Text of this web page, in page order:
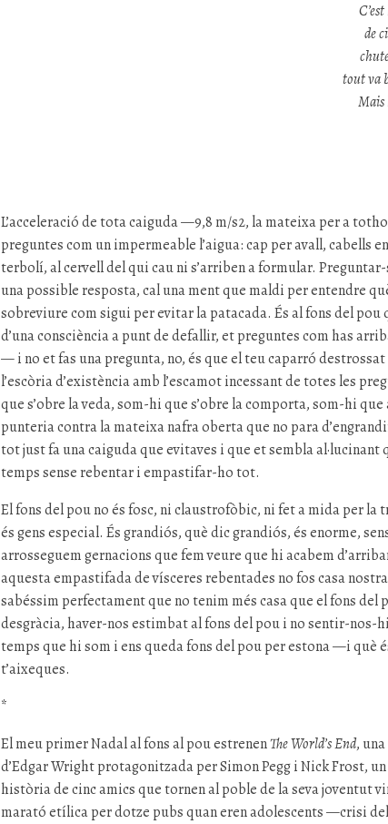
de
tout va
Mais
L’acceleració de tota caiguda —9,8 m/s2, la mateixa per a
preguntes com un impermeable l’aigua: cap per avall, cabells
terbolí, al cervell del qui cau ni s’arriben a formular.
una possible resposta, cal una ment que maldi per entendre
sobreviure com sigui per evitar la patacada. És al fons del
d’una consciència a punt de defallir, et preguntes com has
— i no et fas una pregunta, no, és que el teu caparró
l’escòria d’existència amb l’escamot incessant de totes les
que s’obre la veda, som-hi que s’obre la comporta, som-hi
punteria contra la mateixa nafra oberta que no para
tot just fa una caiguda que evitaves i que et sembla
temps sense rebentar i empastifar-ho tot.
El fons del pou no és fosc, ni claustrofòbic, ni fet a mida per
és gens especial. És grandiós, què dic grandiós, és enorme,
arrosseguem gernacions que fem veure que hi acabem
aquesta empastifada de vísceres rebentades no fos casa
sabéssim perfectament que no tenim més casa que el fons
desgràcia, haver-nos estimbat al fons del pou i no sentir-nos-
temps que hi som i ens queda fons del pou per estona —i què
t’aixeques.
*
El meu primer Nadal al fons al pou estrenenThe World’s End,
d’Edgar Wright protagonitzada per Simon Pegg i Nick Frost,
història de cinc amics que tornen al poble de la seva joventut
marató etílica per dotze pubs quan eren adolescents —crisi